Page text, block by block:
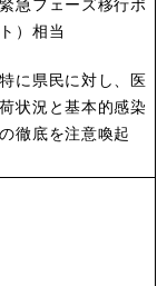
）相当
県民に対し、医
状況と基本的感染
徹底を注意喚起